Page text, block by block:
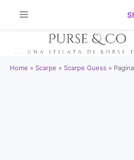
Home » Scarpe » Scarpe Guess »